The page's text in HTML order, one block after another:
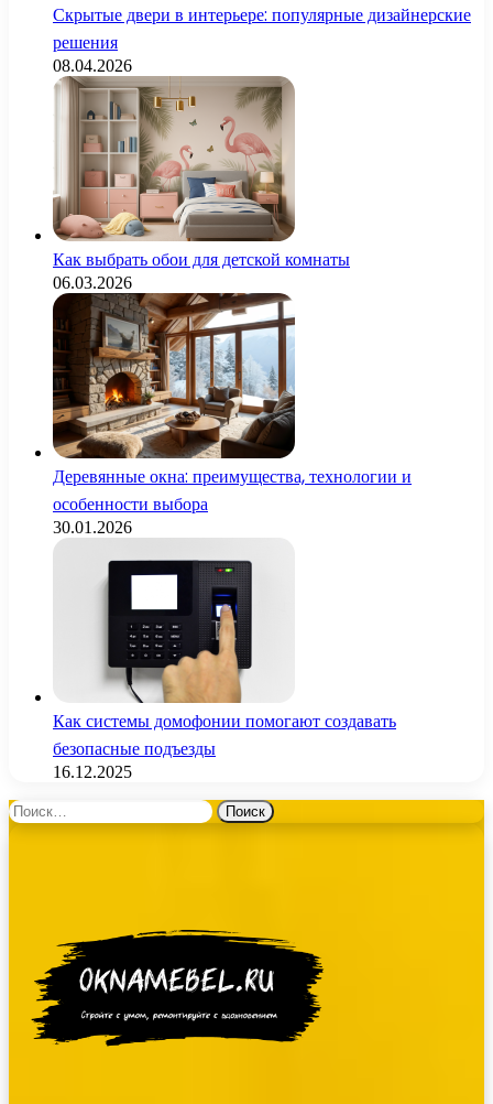
Скрытые двери в интерьере: популярные дизайнерские
решения
08.04.2026
Как выбрать обои для детской комнаты
06.03.2026
Деревянные окна: преимущества, технологии и
особенности выбора
30.01.2026
Как системы домофонии помогают создавать
безопасные подъезды
16.12.2025
Найти: